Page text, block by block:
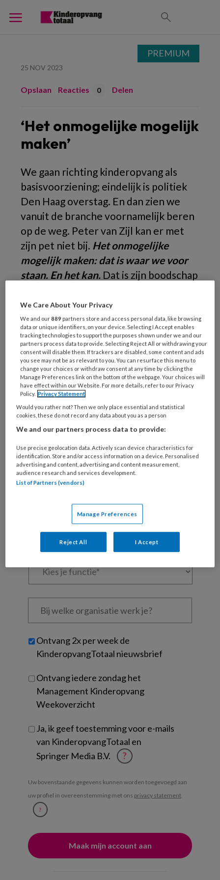
25 NOV 2023
Opslaan Reacties 0 Delen
‘Het onmogelijke mogelijk
maken’
We gaan richting kinderopvang als
basisvoorziening; eindelijk is politiek
Den Haag overstag. En dan zien we
vanuit de branche voornamelijk beren
op de weg. Peter van Zijl kan er met
zijn pet niet bij. Het onmogelijke
mogelijk maken: dat is waar we voor
staan. En het kan. Dat is zijn boodschap
Peter
REGISTREREN
Wil je dit artikel lezen?
Maak gratis een account aan en lees 2
artikelen gratis per maand
Al een account of abonnement?Log dan in
Wat
wachtwoord* *
je
Bij
welke
je?
Untitled
Ontvang 2x per week de
KinderopvangTotaal nieuwsbrief
Ontvang iedere zondag het
Management Kinderopvang
Weekoverzicht
Ja, ik geef toestemming voor e-mails
van KinderopvangTotaal en
Springer Media B.V.
?
Uw bovenstaande gegevens kunnen worden toegevoegd aan
uw profiel in overeenstemming met ons privacy statement.
?
PREMIUM
We Care About Your Privacy
We and our889 partners store and access personal data, like browsing
data or unique identifiers, on your device. Selecting I Accept enables
tracking technologies to support the purposes shown under we and our
partners process data to provide. Selecting Reject All or withdrawing your
consent will disable them. If trackers are disabled, some content and ads
you see may not be as relevant to you. You can resurface this menu to
change your choices or withdraw consent at any time by clicking the
Manage Preferences link on the bottom of the webpage. Your choices will
have effect within our Website. For more details, refer to our Privacy
Policy. Privacy Statement
Would you rather not? Then we only place essential and statistical
cookies, these do not record any data about you as a person
We and our partners process data to provide:
Use precise geolocation data. Actively scan device characteristics for
identification. Store and/or access information on a device. Personalised
advertising and content, advertising and content measurement,
audience research and services development.
List of Partners (vendors)
Manage Preferences
Reject All I Accept